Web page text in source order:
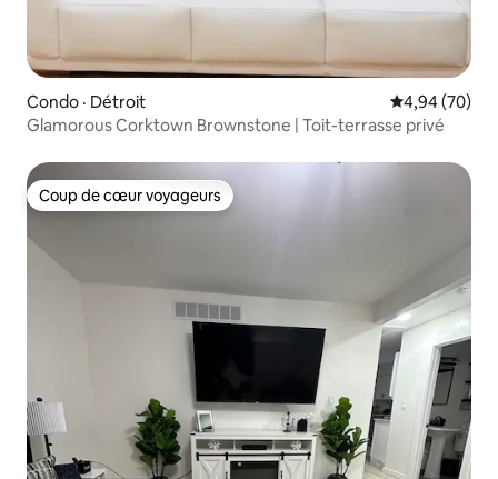
Condo · Détroit Note
4,94 (70)
Glamorous Corktown Brownstone | Toit-terrasse privé
Coup de cœur voyageurs
Coup de cœur voyageurs